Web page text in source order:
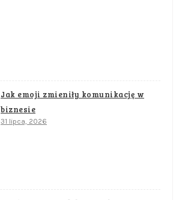
Jak emoji zmieniły komunikację w
biznesie
31 lipca, 2026